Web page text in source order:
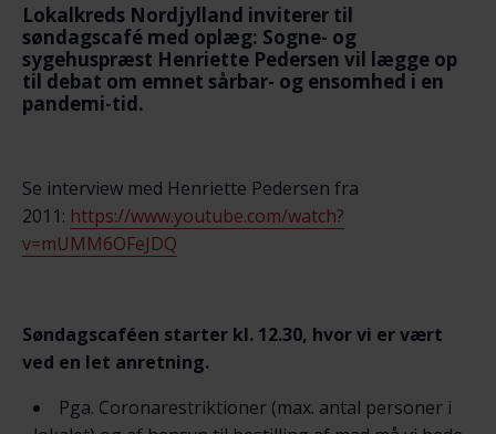
Lokalkreds Nordjylland inviterer til
søndagscafé med oplæg: Sogne- og
sygehuspræst Henriette Pedersen vil lægge op
til debat om emnet sårbar- og ensomhed i en
pandemi-tid.
Se interview med Henriette Pedersen fra
2011: https://www.youtube.com/watch?
v=mUMM6OFeJDQ
Søndagscaféen starter kl. 12.30, hvor vi er vært
ved en let anretning.
Pga. Coronarestriktioner (max. antal personer i